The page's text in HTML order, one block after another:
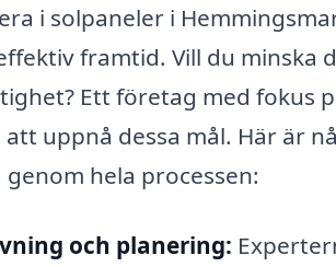
i solpaneler i
framtid. Vill du minska
Ett företag med fokus
uppnå dessa mål. Här är
hela processen:
och planering: